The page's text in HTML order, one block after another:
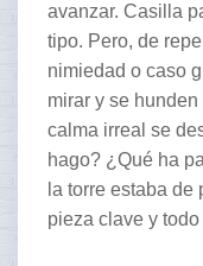
avanzar. Casilla
tipo. Pero, de
nimiedad o caso
mirar y se
calma irreal se
hago? ¿Qué ha
la torre estaba
pieza clave y